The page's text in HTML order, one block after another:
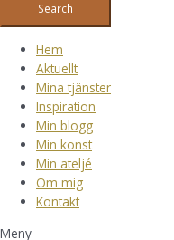
Search
Hem
Aktuellt
Mina tjänster
Inspiration
Min blogg
Min konst
Min ateljé
Om mig
Kontakt
Meny